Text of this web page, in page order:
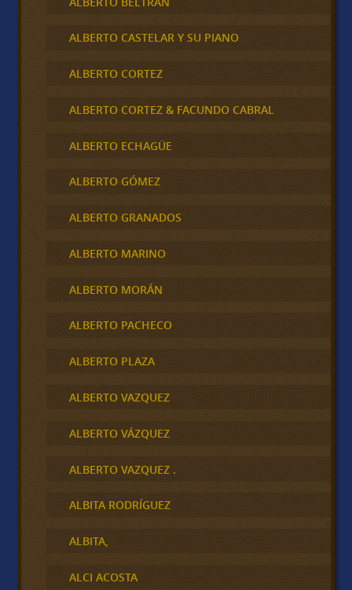
ALBERTO CASTELAR Y SU PIANO
ALBERTO CORTEZ
ALBERTO CORTEZ & FACUNDO CABRAL
ALBERTO ECHAGÜE
ALBERTO GÓMEZ
ALBERTO GRANADOS
ALBERTO MARINO
ALBERTO MORÁN
ALBERTO PACHECO
ALBERTO PLAZA
ALBERTO VAZQUEZ
ALBERTO VÁZQUEZ
ALBERTO VAZQUEZ .
ALBITA RODRÍGUEZ
ALBITA,
ALCI ACOSTA